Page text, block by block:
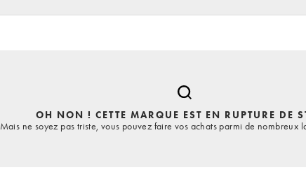
OH NON ! CETTE MARQUE EST EN RUPTURE DE
Mais ne soyez pas triste, vous pouvez faire vos achats parmi de nombreux